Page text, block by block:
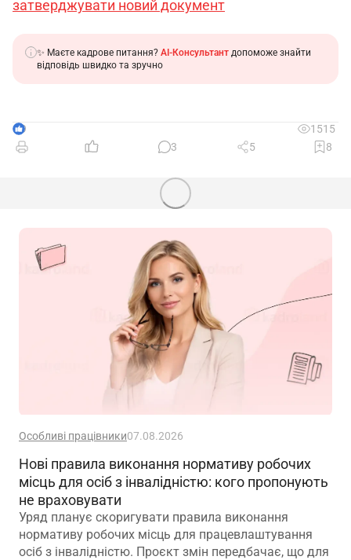
затверджувати новий документ
✨ Маєте кадрове питання? AI-Консультант допоможе знайти
відповідь швидко та зручно
9
1515
3
5 8
Особливі працівники07.08.2026
Нові правила виконання нормативу робочих
місць для осіб з інвалідністю: кого пропонують
не враховувати
Уряд планує скоригувати правила виконання
нормативу робочих місць для працевлаштування
осіб з інвалідністю. Проєкт змін передбачає, що для